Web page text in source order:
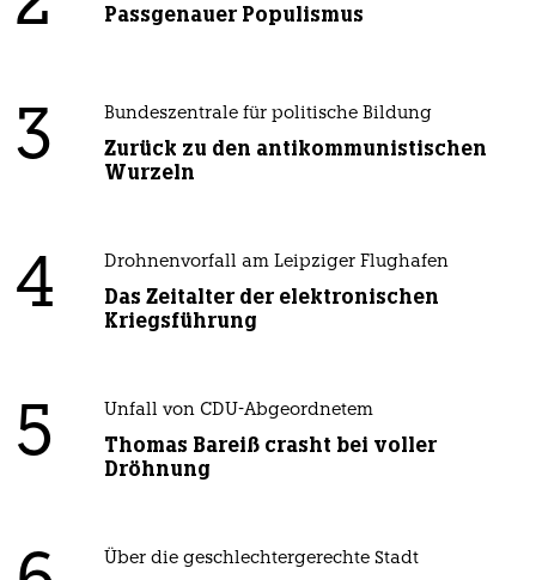
Passgenauer Populismus
3 Bundeszentrale für politische Bildung
Zurück zu den antikommunistischen
Wurzeln
4 Drohnenvorfall am Leipziger Flughafen
Das Zeitalter der elektronischen
Kriegsführung
5 Unfall von CDU-Abgeordnetem
Thomas Bareiß crasht bei voller
Dröhnung
Über die geschlechtergerechte Stadt